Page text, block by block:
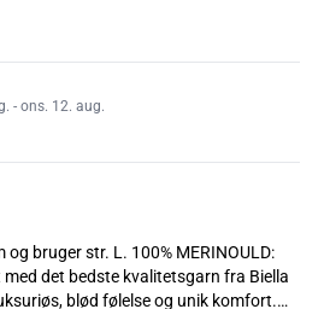
- ons. 12. aug.
og bruger str. L. 100% MERINOULD:
det bedste kvalitetsgarn fra Biella
blød følelse og unik komfort.